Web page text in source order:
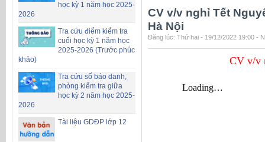
học kỳ 1 năm học 2025-
2026
Tra cứu điểm kiểm tra
cuối học kỳ 1 năm học
2025-2026 (Trước phúc
khảo)
Tra cứu số báo danh,
phòng kiểm tra giữa
học kỳ 2 năm học 2025-
2026
Tài liệu GDĐP lớp 12
CV v/v nghỉ Tết
Hà Nội
Đăng lúc: Thứ hai - 19/12/2022 19:00 -
CV v/v